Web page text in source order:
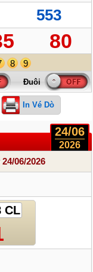
553
80
8 9
In Vé Dò
24/06
2026
06/2026
CL